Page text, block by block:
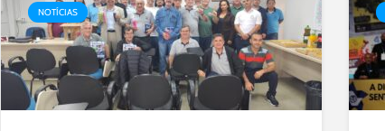
NOTÍCIAS